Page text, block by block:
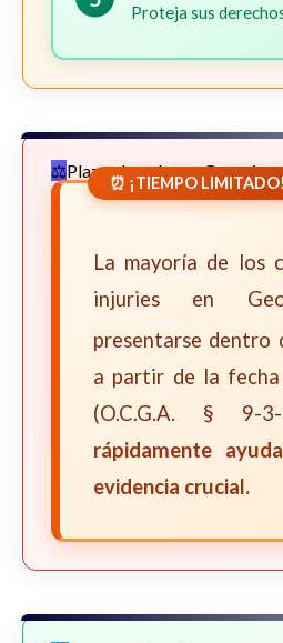
Proteja sus
Plazos Legales en Georgia
⏰ ¡TIEMPO LIMITADO!
La mayoría de los
injuries en
presentarse dentro
a partir de la
(O.C.G.A. § 9-
rápidamente
evidencia crucial.